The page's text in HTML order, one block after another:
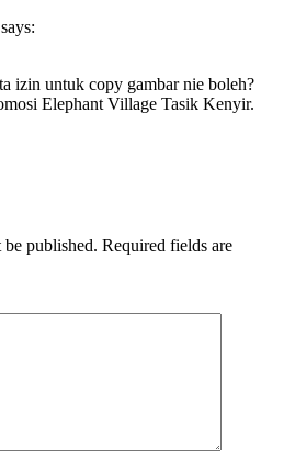
says:
izin untuk copy gambar nie boleh?
Elephant Village Tasik Kenyir.
published. Required fields are